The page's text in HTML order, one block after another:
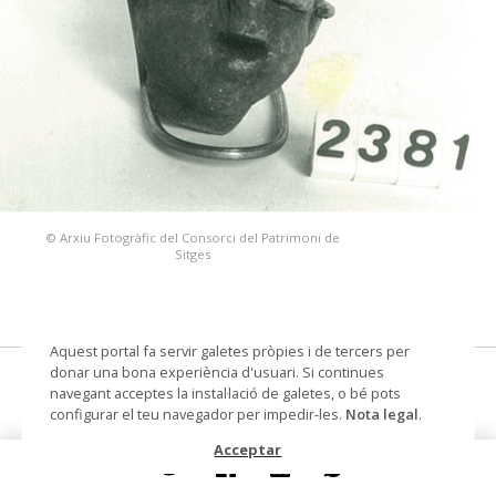
© Arxiu Fotogràfic del Consorci del Patrimoni de
Sitges
Cap d'home
escultura
Aquest portal fa servir galetes pròpies i de tercers per
donar una bona experiència d'usuari. Si continues
navegant acceptes la instal·lació de galetes, o bé pots
configurar el teu navegador per impedir-les. Nota legal.
Acceptar